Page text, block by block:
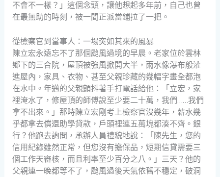
不會不一樣？」這個念頭，讓他想起多年前，自己也曾
在最無助的時刻，被一間正派當鋪拉了一把。
從檢察官到當事人：一場突如其來的風暴
陳立宏永遠忘不了那個颱風過境的早晨。老家位於雲林
鄉下的三合院，屋頂被強風掀開大半，雨水像瀑布般灌
進屋內，家具、衣物、甚至父親珍藏的幾幅字畫全都泡
在水中。年邁的父親顫抖著手打電話給他：「立宏，家
裡淹水了，修屋頂的師傅說至少要二十萬，我們……我們
拿不出來。」那時陳立宏剛考上檢察官沒幾年，薪水幾
乎都拿去償還助學貸款，戶頭裡連五萬塊都湊不齊。銀
行？他跑去詢問，承辦人員禮貌地說：「陳先生，您的
信用紀錄雖然正常，但您沒有擔保品，短期信貸需要三
個工作天審核，而且利率至少百分之八。」三天？他的
父親連一晚都等不了，颱風過後天氣依舊不穩定，破洞